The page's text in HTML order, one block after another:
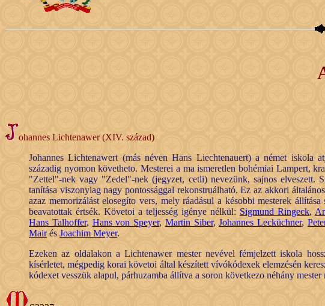
ohannes Lichtenawer (XIV. század)
Johannes Lichtenawert (más néven Hans Liechtenauert) a német iskola
századig nyomon követheto. Mesterei a ma ismeretlen bohémiai Lampert,
"Zettel"-nek vagy "Zedel"-nek (jegyzet, cetli) nevezünk, sajnos elveszett.
tanítása viszonylag nagy pontossággal rekonstruálható. Ez az akkori
azaz memorizálást elosegíto vers, mely ráadásul a késobbi mesterek
beavatottak értsék. Követoi a teljesség igénye nélkül: Sigmund Ringeck,
Hans Talhoffer, Hans von Speyer, Martin Siber,Johannes Lecküchner,
Mairés Joachim Meyer.
Ezeken az oldalakon a Lichtenawer mester nevével fémjelzett iskola
kísérletet, mégpedig korai követoi által készített vívókódexek elemzésén
kódexet vesszük alapul, párhuzamba állítva a soron következo néhány mester